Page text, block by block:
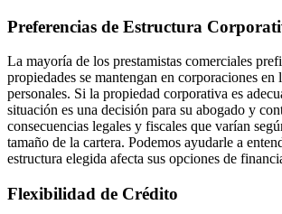
Preferencias de Estructura
La mayoría de los prestamistas comerciales
propiedades se mantengan en corporaciones en
personales. Si la propiedad corporativa es
situación es una decisión para su abogado y
consecuencias legales y fiscales que varían
tamaño de la cartera. Podemos ayudarle a
estructura elegida afecta sus opciones de
Flexibilidad de Crédito